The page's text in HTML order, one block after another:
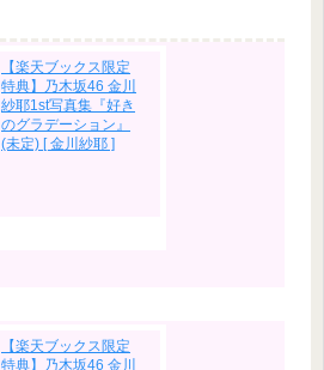
【楽天ブックス限定
特典】乃木坂46 金川
紗耶1st写真集『好き
のグラデーション』
(未定) [ 金川紗耶 ]
【楽天ブックス限定
特典】乃木坂46 金川